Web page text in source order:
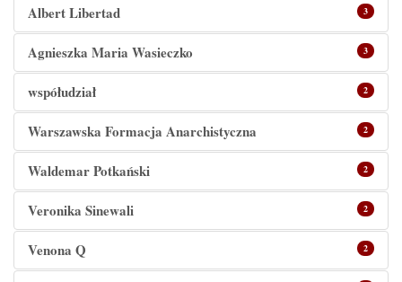
Albert Libertad 3
Agnieszka Maria Wasieczko 3
współudział 2
Warszawska Formacja Anarchistyczna 2
Waldemar Potkański 2
Veronika Sinewali 2
Venona Q 2